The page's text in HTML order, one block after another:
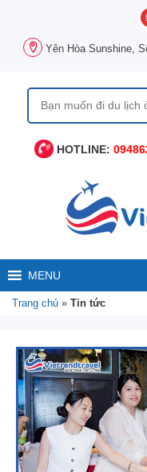
Yên Hòa Sunshine,
Tìm
kiếm
HOTLINE:
MENU
Trang chủ » Tin tức